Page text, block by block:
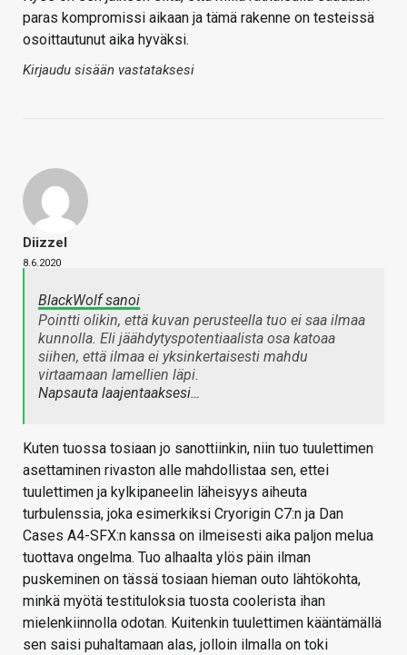
paras kompromissi aikaan ja tämä rakenne on testeissä
osoittautunut aika hyväksi.
Kirjaudu sisään vastataksesi
Diizzel
8.6.2020
BlackWolf sanoi
Pointti olikin, että kuvan perusteella tuo ei saa ilmaa
kunnolla. Eli jäähdytyspotentiaalista osa katoaa
siihen, että ilmaa ei yksinkertaisesti mahdu
virtaamaan lamellien läpi.
Napsauta laajentaaksesi…
Kuten tuossa tosiaan jo sanottiinkin, niin tuo tuulettimen
asettaminen rivaston alle mahdollistaa sen, ettei
tuulettimen ja kylkipaneelin läheisyys aiheuta
turbulenssia, joka esimerkiksi Cryorigin C7:n ja Dan
Cases A4-SFX:n kanssa on ilmeisesti aika paljon melua
tuottava ongelma. Tuo alhaalta ylös päin ilman
puskeminen on tässä tosiaan hieman outo lähtökohta,
minkä myötä testituloksia tuosta coolerista ihan
mielenkiinnolla odotan. Kuitenkin tuulettimen kääntämällä
sen saisi puhaltamaan alas, jolloin ilmalla on toki